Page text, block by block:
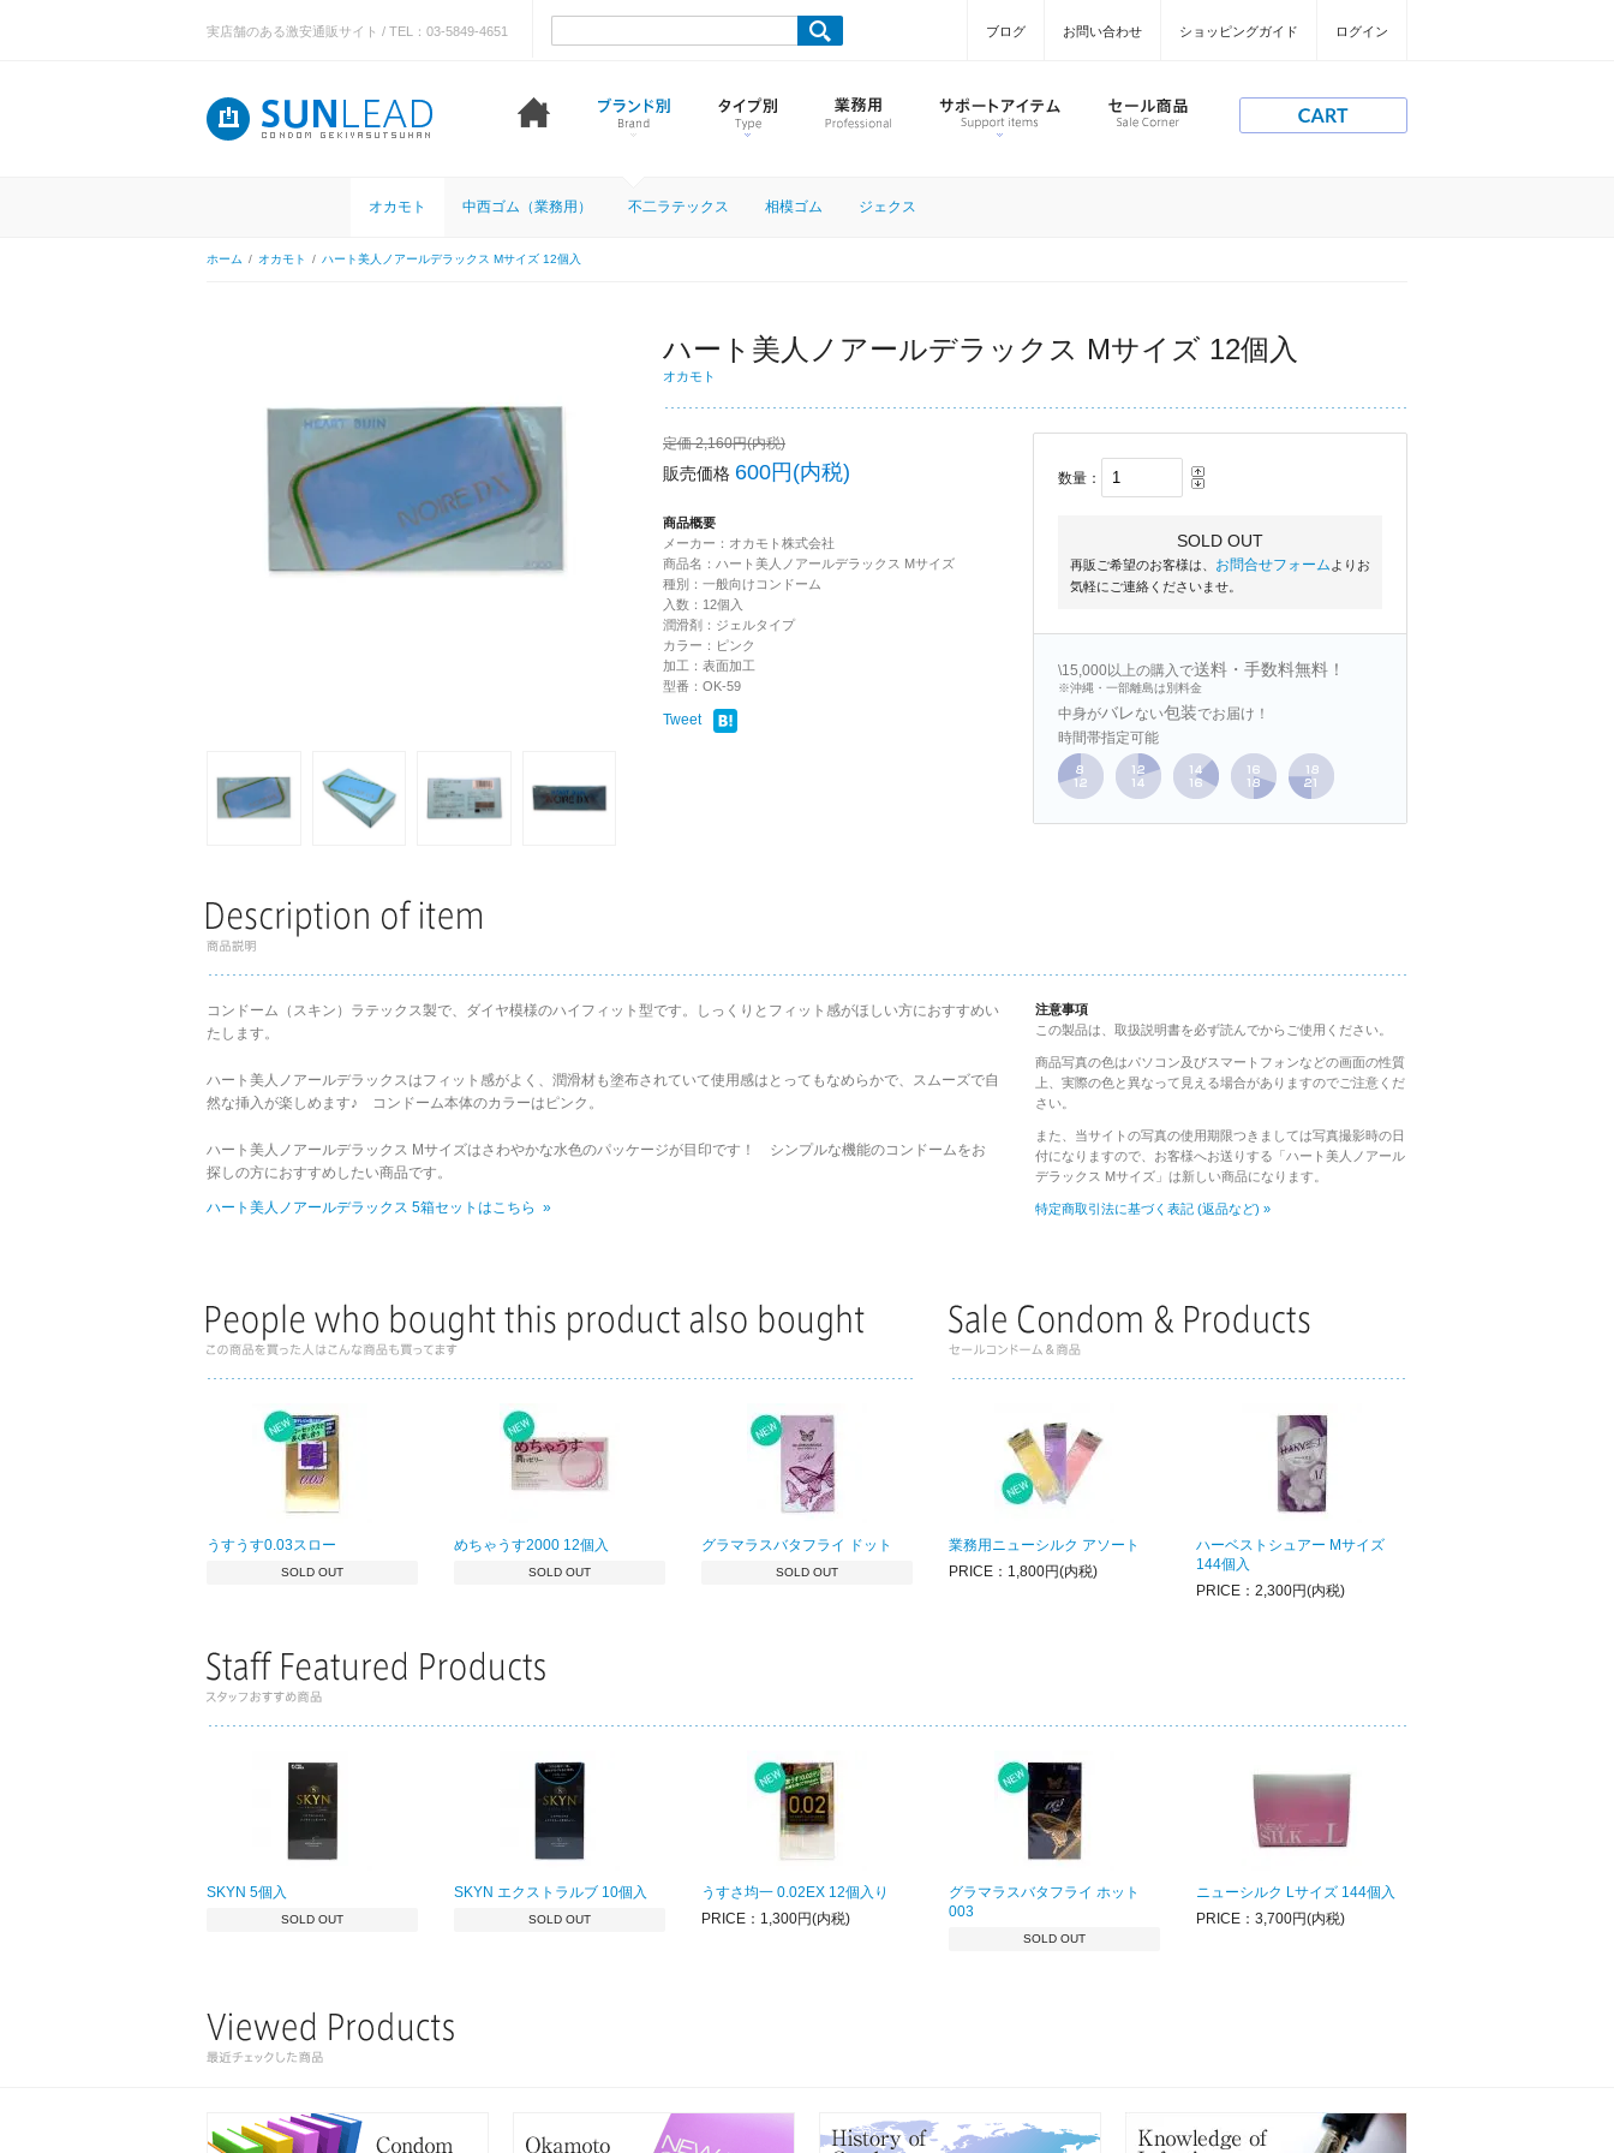
実店舗のある激安通販サイト / TEL：03-5849-4651 ブログ お問い合わせ ショッピングガイド ログイン
オカモト 中西ゴム（業務用） 不二ラテックス 相模ゴム ジェクス
ホーム / オカモト / ハート美人ノアールデラックス Mサイズ 12個入
ハート美人ノアールデラックス Mサイズ 12個入
オカモト
定価 2,160円(内税)
販売価格 600円(内税)
商品概要
メーカー：オカモト株式会社
商品名：ハート美人ノアールデラックス Mサイズ
種別：一般向けコンドーム
入数：12個入
潤滑剤：ジェルタイプ
カラー：ピンク
加工：表面加工
型番：OK-59
Tweet
数量：
SOLD OUT
再販ご希望のお客様は、 お問合せフォーム よりお
気軽にご連絡くださいませ。
\15,000以上の購入で送料・手数料無料！
※沖縄・一部離島は別料金
中身がバレ ない包装でお届け！
時間帯指定可能
コンドーム（スキン）ラテックス製で、ダイヤ模様のハイフィット型です。しっくりとフィット感がほしい方におすすめい
たします。
ハート美人ノアールデラックスはフィット感がよく、潤滑材も塗布されていて使用感はとってもなめらかで、スムーズで自
然な挿入が楽しめます♪ コンドーム本体のカラーはピンク。
ハート美人ノアールデラックス Mサイズはさわやかな水色のパッケージが目印です！ シンプルな機能のコンドームをお
探しの方におすすめしたい商品です。
ハート美人ノアールデラックス 5箱セットはこちら »
注意事項
この製品は、取扱説明書を必ず読んでからご使用ください。
商品写真の色はパソコン及びスマートフォンなどの画面の性質
上、実際の色と異なって見える場合がありますのでご注意くだ
さい。
また、当サイトの写真の使用期限つきましては写真撮影時の日
付になりますので、お客様へお送りする「ハート美人ノアール
デラックス Mサイズ」は新しい商品になります。
特定商取引法に基づく表記 (返品など) »
うすうす0.03スロー
SOLD OUT
めちゃうす2000 12個入
SOLD OUT
グラマラスバタフライ ドット
SOLD OUT
業務用ニューシルク アソート
PRICE：1,800円(内税)
ハーベストシュアー Mサイズ
144個入
PRICE：2,300円(内税)
SKYN 5個入
SOLD OUT
SKYN エクストラルブ 10個入
SOLD OUT
うすさ均一 0.02EX 12個入り
PRICE：1,300円(内税)
グラマラスバタフライ ホット
003
SOLD OUT
ニューシルク Lサイズ 144個入
PRICE：3,700円(内税)